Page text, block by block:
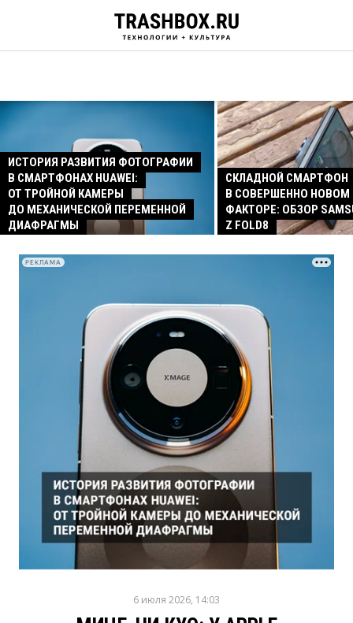
ИСТОРИЯ РАЗВИТИЯ ФОТОГРАФИИ
В СМАРТФОНАХ HUAWEI:
ОТ ТРОЙНОЙ КАМЕРЫ
ДО МЕХАНИЧЕСКОЙ ПЕРЕМЕННОЙ
ДИАФРАГМЫ
СКЛАДНОЙ СМАРТФОН
В СОВЕРШЕННО
ФАКТОРЕ: ОБЗОР
Z FOLD8
РЕКЛАМА
6 июля 2026, 14:03